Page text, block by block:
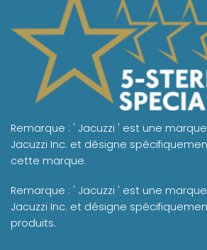
Remarque : ' Jacuzzi ' est une
Jacuzzi Inc. et désigne
cette marque.
Remarque : ' Jacuzzi ' est une
Jacuzzi Inc. et désigne
produits.